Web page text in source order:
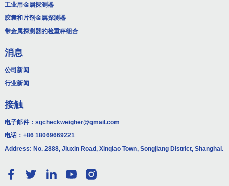
工业用金属探测器
胶囊和片剂金属探测器
带金属探测器的检重秤组合
消息
公司新闻
行业新闻
接触
电子邮件： sgcheckweigher@gmail.com
电话： +86 18069669221
Address: No. 2888, Jiuxin Road, Xinqiao Town, Songjiang District, Shanghai.